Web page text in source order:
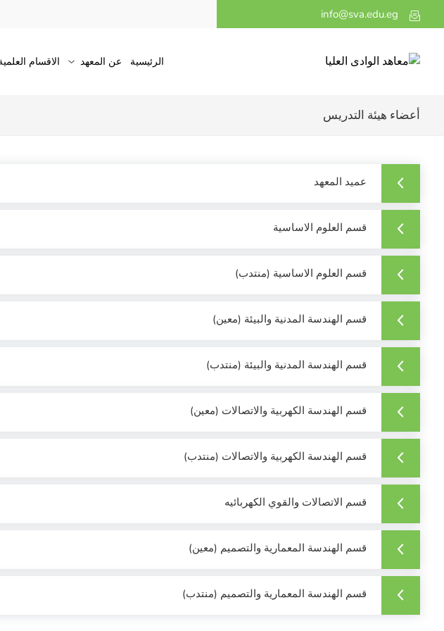
الرئيسية عن المعهد الاقسام
أعضاء هيئة التدريس
عميد المعهد
قسم العلوم الاساسية
قسم العلوم الاساسية (منتدب)
قسم الهندسة المدنية والبيئة (معين)
قسم الهندسة المدنية والبيئة (منتدب)
قسم الهندسة الكهربية والاتصالات (معين)
قسم الهندسة الكهربية والاتصالات (منتدب)
قسم الاتصالات والقوي الكهربائيه
قسم الهندسة المعمارية والتصميم (معين)
قسم الهندسة المعمارية والتصميم (منتدب)